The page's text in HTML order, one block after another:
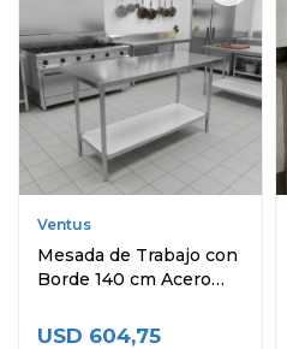
Ventus
Mesada de Trabajo con
Borde 140 cm Acero
USD 604,75